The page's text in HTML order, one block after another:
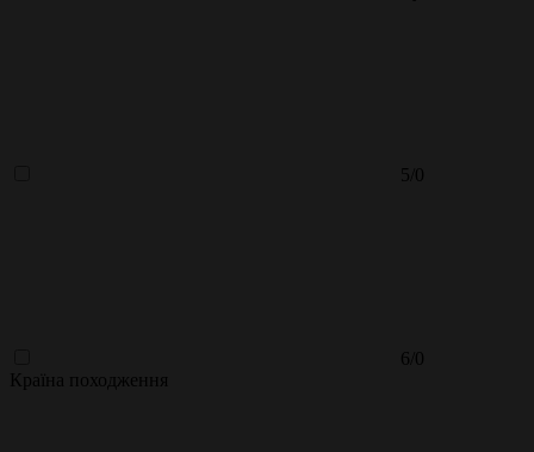
5/0
6/0
Країна походження